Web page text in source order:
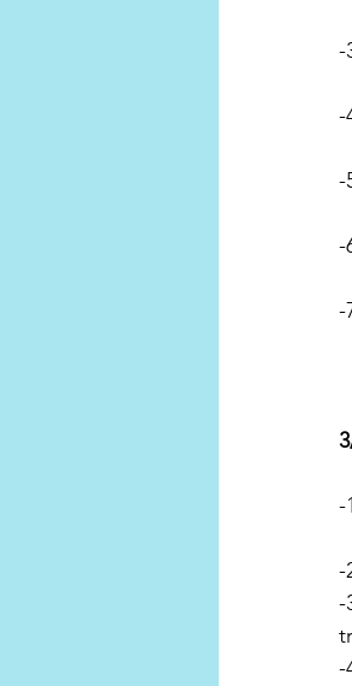
-
-
-
-
-
-
-
-
-